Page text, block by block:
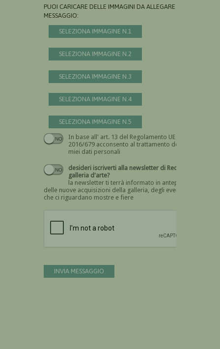
PUOI CARICARE DELLE IMMAGINI DA ALLEGARE AL
MESSAGGIO:
SELEZIONA IMMAGINE N.1
SELEZIONA IMMAGINE N.2
SELEZIONA IMMAGINE N.3
SELEZIONA IMMAGINE N.4
SELEZIONA IMMAGINE N.5
In base all' art. 13 del Regolamento UE n.
2016/679 acconsento al trattamento dei
miei dati personali
Devi dare il consenso
desideri iscriverti alla newsletter di Recta
galleria d'arte?
la newsletter ti terrà informato in anteprima
delle nuove acquisizioni della galleria, degli eventi
che ci riguardano mostre e fiere
INVIA MESSAGGIO